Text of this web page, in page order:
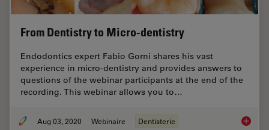
From Dentistry to Micro-dentistry
Endodontics expert Fabio Gorni shares his vast
experience in micro-dentistry and provides answers to
questions of the webinar participants at the end of the
recording. This webinar allows you to…
Aug 03, 2020 Webinaire Dentisterie From